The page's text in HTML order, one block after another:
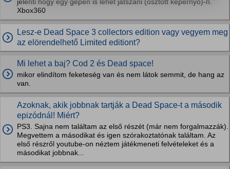
jelenti hogy egy gépen is lehet játszani (osztott képernyő)-n.
Xbox360
Lesz-e Dead Space 3 collectors edition vagy vegyem meg
az elörendelhető Limited editiont?
Mi lehet a baj? Cod 2 és Dead space!
mikor elindítom feketeség van és nem látok semmit, de hang az
van.
Azoknak, akik jobbnak tartják a Dead Space-t a második
epizódnál! Miért?
PS3. Sajna nem találtam az első részét (már nem forgalmazzák).
Megvettem a másodikat és igen szórakoztatónak találtam. Az
első részről youtube-on néztem játékmeneti felvételeket és a
másodikat jobbnak...